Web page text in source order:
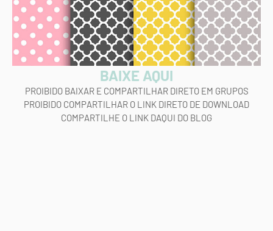
BAIXE AQUI
PROIBIDO BAIXAR E COMPARTILHAR DIRETO EM GRUPOS
PROIBIDO COMPARTILHAR O LINK DIRETO DE DOWNLOAD
COMPARTILHE O LINK DAQUI DO BLOG